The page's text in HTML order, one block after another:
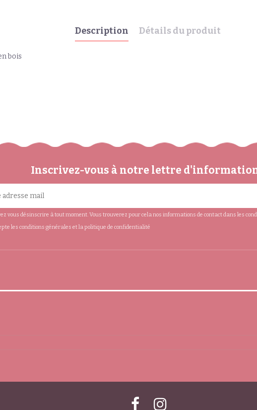
Description Détails du produit
bois
Inscrivez-vous à notre lettre
vous désinscrire à tout moment. Vous trouverez pour cela nos informations de contact dans les
les conditions générales et la politique de confidentialité